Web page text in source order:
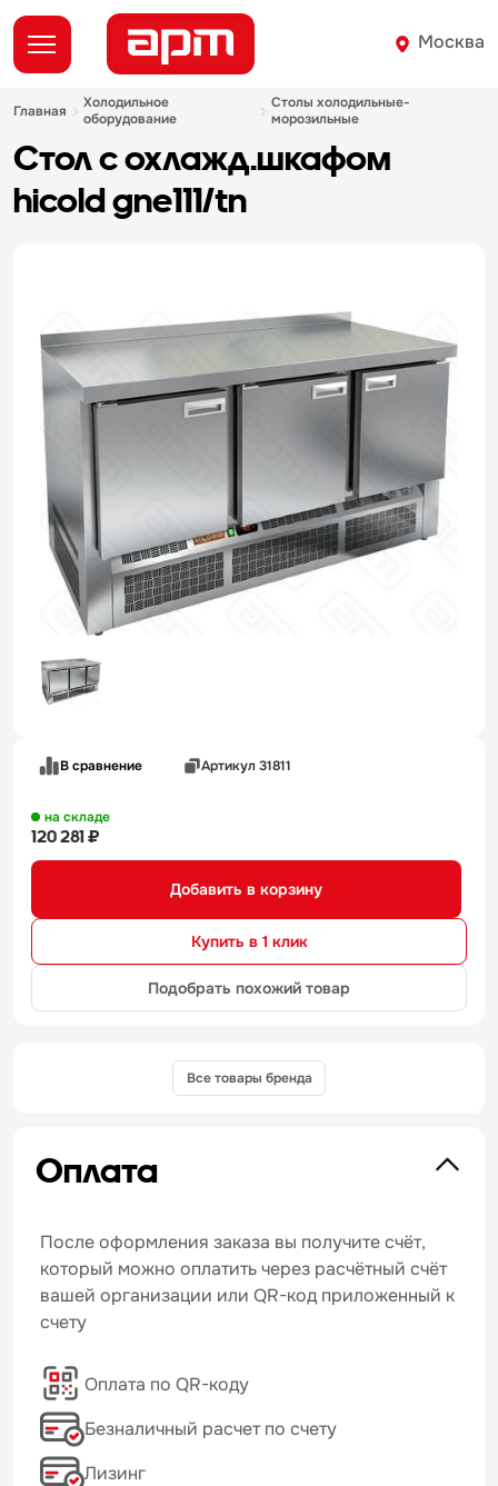
Москва
главная
холодильное
оборудование
столы холодильные-
морозильные
стол с охлажд.шкафом
hicold gne111/tn
В сравнение Артикул 31811
на складе
120 281 ₽
Добавить в корзину
Купить в 1 клик
Подобрать похожий товар
Все товары бренда
Оплата
После оформления заказа вы получите счёт,
который можно оплатить через расчётный счёт
вашей организации или QR-код приложенный к
счету
Оплата по QR-коду
Безналичный расчет по счету
Лизинг